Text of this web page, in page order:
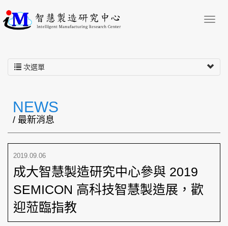
次選單
NEWS
/ 最新消息
2019.09.06
成大智慧製造研究中心參與 2019
SEMICON 高科技智慧製造展，歡
迎蒞臨指教